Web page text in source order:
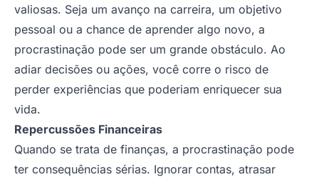
valiosas. Seja um avanço na carreira, um objetivo
pessoal ou a chance de aprender algo novo, a
procrastinação pode ser um grande obstáculo. Ao
adiar decisões ou ações, você corre o risco de
perder experiências que poderiam enriquecer sua
vida.
Repercussões Financeiras
Quando se trata de finanças, a procrastinação pode
ter consequências sérias. Ignorar contas, atrasar